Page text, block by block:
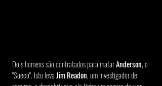
Dois homens são contratados para matar Anderson, o
"Sueco". Isto leva Jim Readon, um investigador de